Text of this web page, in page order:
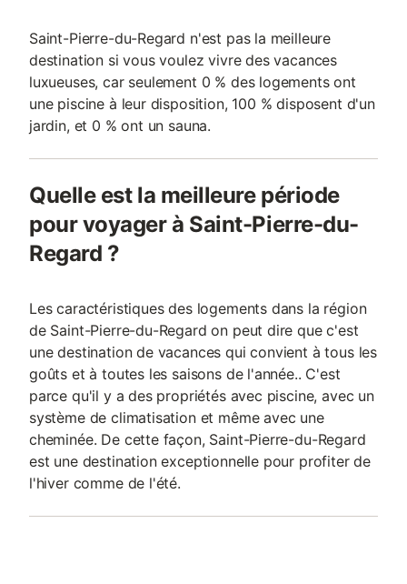
Saint-Pierre-du-Regard n'est pas la meilleure
destination si vous voulez vivre des vacances
luxueuses, car seulement 0 % des logements ont
une piscine à leur disposition, 100 % disposent d'un
jardin, et 0 % ont un sauna.
Quelle est la meilleure période
pour voyager à Saint-Pierre-du-
Regard ?
Les caractéristiques des logements dans la région
de Saint-Pierre-du-Regard on peut dire que c'est
une destination de vacances qui convient à tous les
goûts et à toutes les saisons de l'année.. C'est
parce qu'il y a des propriétés avec piscine, avec un
système de climatisation et même avec une
cheminée. De cette façon, Saint-Pierre-du-Regard
est une destination exceptionnelle pour profiter de
l'hiver comme de l'été.